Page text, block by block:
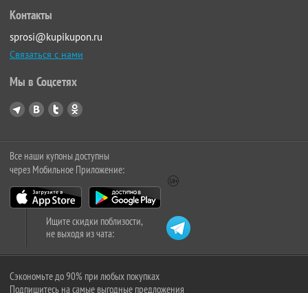
Контакты
sprosi@kupikupon.ru
Связаться с нами
Мы в Соцсетях
Все наши купоны доступны
через Мобильное Приложение:
Ищите скидки поблизости,
не выходя из чата:
Сэкономьте до 90% при любых покупках
Подпишитесь на самые выгодные предложения